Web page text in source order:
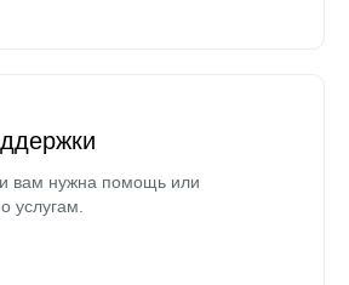
вам нужна помощь или
услугам.